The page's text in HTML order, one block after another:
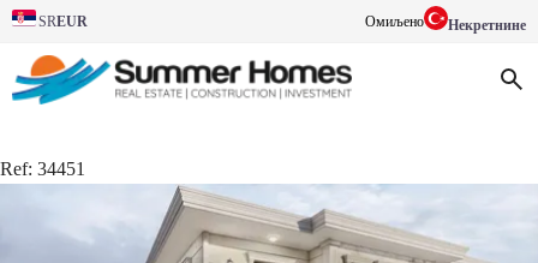
SREUR Омиљено Некретнине
Ref: 34451